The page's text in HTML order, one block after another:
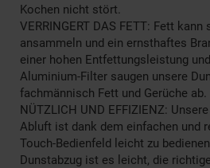
Kochen nicht stört.
VERRINGERT DAS FETT: Fett
ansammeln und ein ernsthaftes
einer hohen Entfettungsleistung
Aluminium-Filter saugen unsere
fachmännisch Fett und Gerüche ab.
NÜTZLICH UND EFFIZIENZ:
Abluft ist dank dem einfachen und
Touch-Bedienfeld leicht zu
Dunstabzug ist es leicht, die